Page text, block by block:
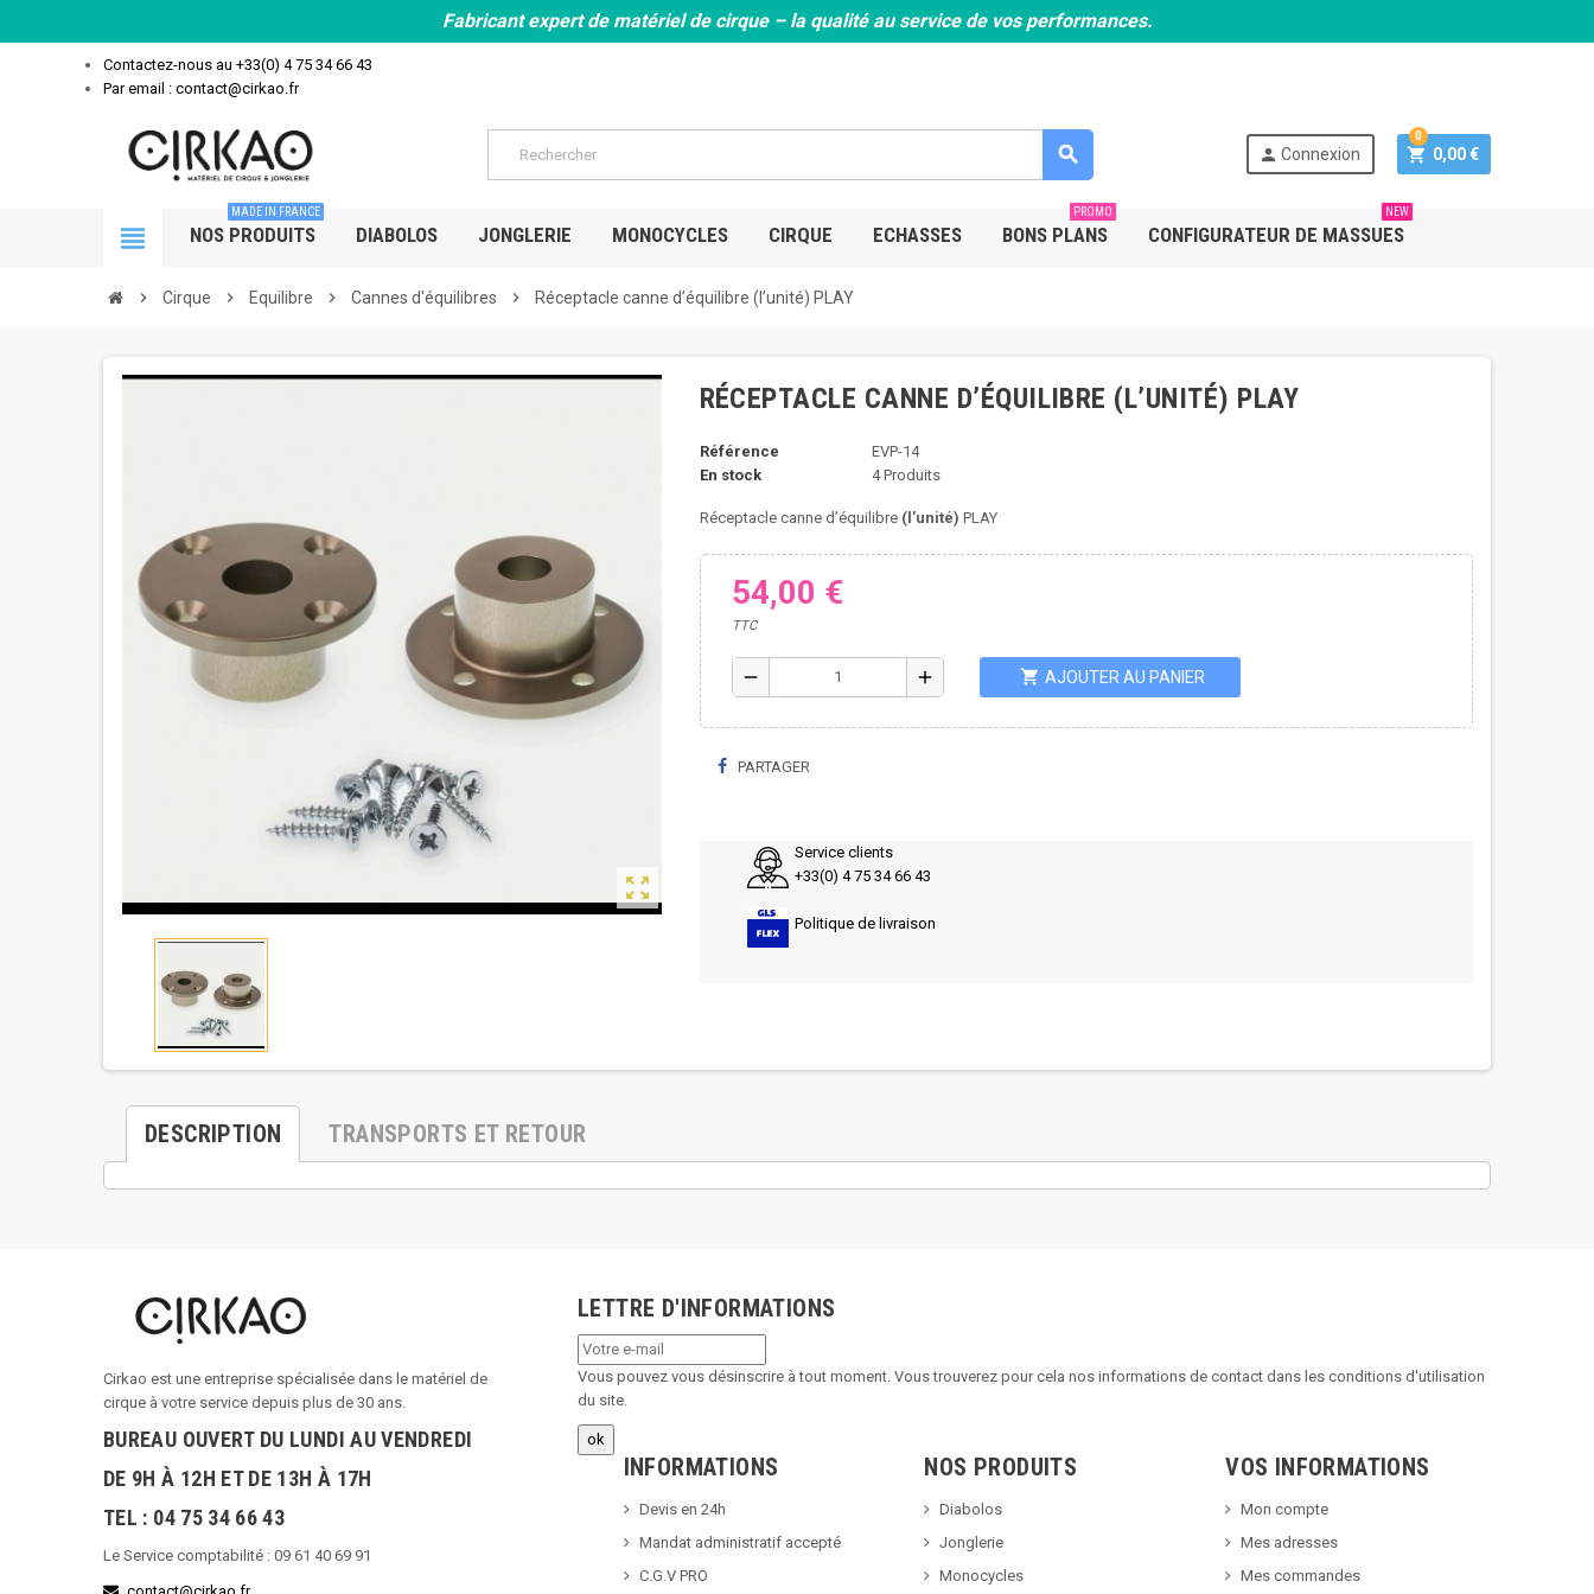
Fabricant expert de matériel de cirque – la qualité au service de vos performances.
Contactez-nous au +33(0) 4 75 34 66 43
Par email : contact@cirkao.fr
search person Connexion shopping_cart 0,00 €
0
view_headline NOS PRODUITS
MADE IN FRANCE
DIABOLOS JONGLERIE MONOCYCLES CIRQUE ECHASSES BONS PLANS
PROMO
CONFIGURATEUR DE MASSUES
NEW
chevron_right Cirque chevron_right Equilibre chevron_right Cannes d'équilibres chevron_right Réceptacle canne d’équilibre (l’unité) PLAY
zoom_out_map
RÉCEPTACLE CANNE D’ÉQUILIBRE (L’UNITÉ) PLAY
Référence
EVP-14
En stock
4 Produits
Réceptacle canne d’équilibre (l’unité) PLAY
54,00 €
TTC
remove add shopping_cart AJOUTER AU PANIER
PARTAGER
Service clients
+33(0) 4 75 34 66 43
Politique de livraison
DESCRIPTION TRANSPORTS ET RETOUR
Cirkao est une entreprise spécialisée dans le matériel de
cirque à votre service depuis plus de 30 ans.
BUREAU OUVERT DU LUNDI AU VENDREDI
DE 9H À 12H ET DE 13H À 17H
TEL : 04 75 34 66 43
Le Service comptabilité : 09 61 40 69 91
LETTRE D'INFORMATIONS
Vous pouvez vous désinscrire à tout moment. Vous trouverez pour cela nos informations de contact dans les conditions d'utilisation
du site.
INFORMATIONS
Devis en 24h
Mandat administratif accepté
C.G.V PRO
NOS PRODUITS
Diabolos
Jonglerie
Monocycles
VOS INFORMATIONS
Mon compte
Mes adresses
Mes commandes